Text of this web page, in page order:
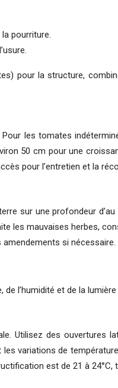
pourriture.
pour la structure,
les tomates
50 cm pour une
pour l’entretien et la
sur une profondeur
les mauvaises herbes,
amendements si nécessaire.
l’humidité et de la
Utilisez des ouvertures
variations de
est de 21 à 24°C,